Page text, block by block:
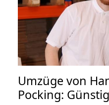
Umzüge von
Pocking: